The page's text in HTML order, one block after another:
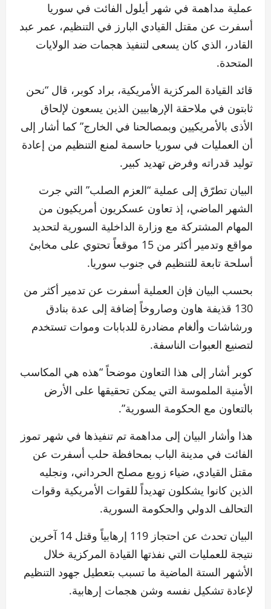
عملية مداهمة في شهر أيلول الفائت في سوريا
أسفرت عن مقتل القيادي البارز في التنظيم، عمر عبد
القادر، الذي كان يسعى لتنفيذ هجمات ضد الولايات
المتحدة.
قائد القيادة المركزية الأمريكية، براد كوبر، قال “نحن
ثابتون في ملاحقة الإرهابيين الذين يسعون لإلحاق
الأذى بالأمريكيين وبمصالحنا في الخارج” كما أشار إلى
أن العمليات في سوريا حاسمة لمنع التنظيم من إعادة
توليد قدراته وفرض تهديد كبير.
البيان تطرّق إلى عملية “العزم الصلب” التي جرت
الشهر الماضي، إذ تعاون عسكريون أمريكيون من
المهام المشتركة مع وزارة الداخلية السورية لتحديد
مواقع وتدمير أكثر من 15 موقعاً تحتوي على مخابئ
أسلحة تابعة للتنظيم في جنوب سوريا.
بحسب البيان فإن العملية أسفرت عن تدمير أكثر من
130 قذيفة هاون وصاروخاً إضافة إلى عدة بنادق
ورشاشات وألغام مضادرة للدبابات وموات تستخدم
لتصنيع العبوات الناسفة.
كوبر أشار إلى هذا التعاون موضحاً “هذه هي المكاسب
الأمنية الملموسة التي يمكن تحقيقها على الأرض
بالتعاون مع الحكومة السورية”.
هذا وأشار البيان إلى مداهمة تم تنفيذها في شهر تموز
الفائت في مدينة الباب بمحافظة حلب أسفرت عن
مقتل القيادي، ضياء زوبع مصلح الحرداني، ونجليه
الذين كانوا يشكلون تهديداً للقوات الأمريكية وقوات
التحالف الدولي والحكومة السورية.
البيان تحدث عن احتجاز 119 إرهابياً وقتل 14 آخرين
نتيجة للعمليات التي نفذتها القيادة المركزية خلال
الأشهر الستة الماضية ما تسبب بتعطيل جهود التنظيم
لإعادة تشكيل نفسه وشن هجمات إرهابية.